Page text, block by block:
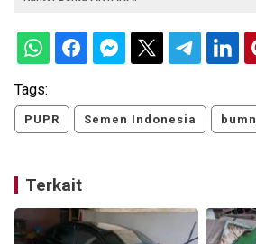
Tags:
PUPR Semen Indonesia bumn
Terkait